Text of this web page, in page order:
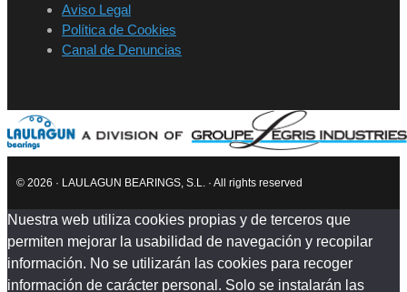
Aviso Legal
Política de Cookies
Canal de Denuncias
© 2026 · LAULAGUN BEARINGS, S.L. · All rights reserved
Nuestra web utiliza cookies propias y de terceros que
permiten mejorar la usabilidad de navegación y recopilar
información. No se utilizarán las cookies para recoger
información de carácter personal. Solo se instalarán las